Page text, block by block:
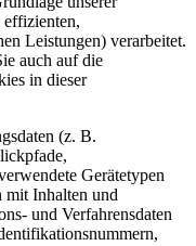
effizienten,
Leistungen) verarbeitet.
auch auf die
in dieser
(z. B.
Gerätetypen
mit Inhalten und
und Verfahrensdaten